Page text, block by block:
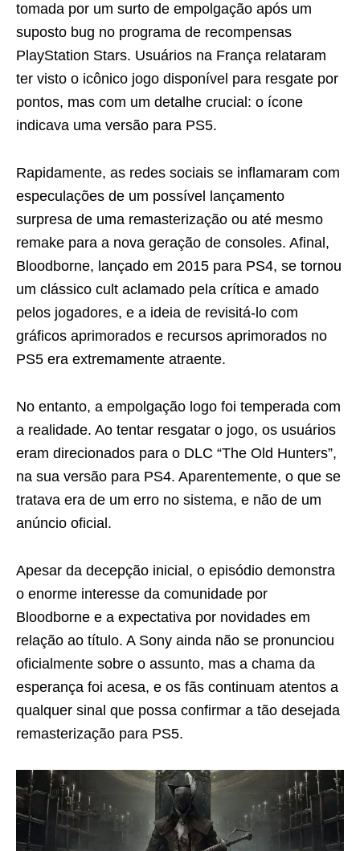
tomada por um surto de empolgação após um
suposto bug no programa de recompensas
PlayStation Stars. Usuários na França relataram
ter visto o icônico jogo disponível para resgate por
pontos, mas com um detalhe crucial: o ícone
indicava uma versão para PS5.
Rapidamente, as redes sociais se inflamaram com
especulações de um possível lançamento
surpresa de uma remasterização ou até mesmo
remake para a nova geração de consoles. Afinal,
Bloodborne, lançado em 2015 para PS4, se tornou
um clássico cult aclamado pela crítica e amado
pelos jogadores, e a ideia de revisitá-lo com
gráficos aprimorados e recursos aprimorados no
PS5 era extremamente atraente.
No entanto, a empolgação logo foi temperada com
a realidade. Ao tentar resgatar o jogo, os usuários
eram direcionados para o DLC “The Old Hunters”,
na sua versão para PS4. Aparentemente, o que se
tratava era de um erro no sistema, e não de um
anúncio oficial.
Apesar da decepção inicial, o episódio demonstra
o enorme interesse da comunidade por
Bloodborne e a expectativa por novidades em
relação ao título. A Sony ainda não se pronunciou
oficialmente sobre o assunto, mas a chama da
esperança foi acesa, e os fãs continuam atentos a
qualquer sinal que possa confirmar a tão desejada
remasterização para PS5.